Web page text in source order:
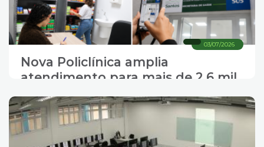
03/07/2026
Nova Policlínica amplia
atendimento para mais de 2,6 mil
santistas